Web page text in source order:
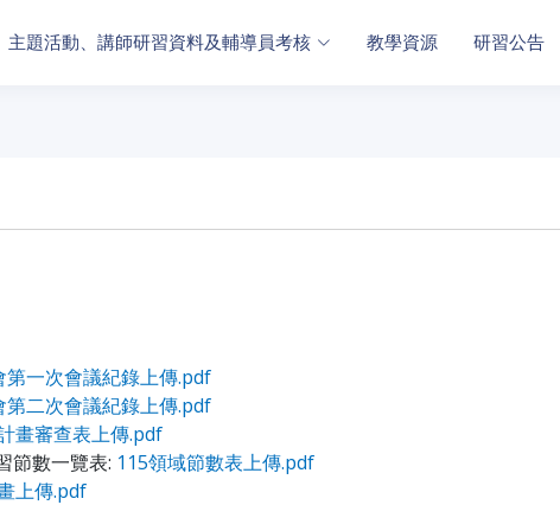
主題活動、講師研習資料及輔導員考核 教學資源 研習公告
第一次會議紀錄上傳.pdf
第二次會議紀錄上傳.pdf
畫審查表上傳.pdf
節數一覽表: 115領域節數表上傳.pdf
上傳.pdf